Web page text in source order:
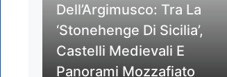
Dell’Argimusco: Tra La
‘Stonehenge Di Sicilia’,
Castelli Medievali E
Panorami Mozzafiato